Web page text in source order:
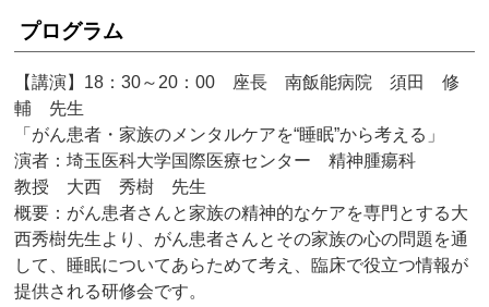
プログラム
【講演】18：30～20：00 座長 南飯能病院 須田 修
輔 先生
「がん患者・家族のメンタルケアを“睡眠”から考える」
演者：埼玉医科大学国際医療センター 精神腫瘍科
教授 大西 秀樹 先生
概要：がん患者さんと家族の精神的なケアを専門とする大
西秀樹先生より、がん患者さんとその家族の心の問題を通
して、睡眠についてあらためて考え、臨床で役立つ情報が
提供される研修会です。